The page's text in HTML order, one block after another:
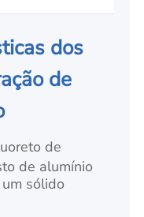
dos
de
de
de alumínio
sólido